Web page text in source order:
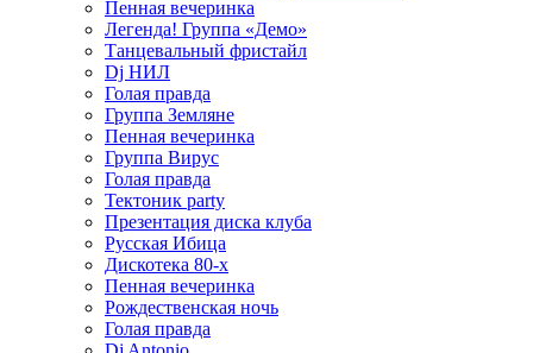
Пенная вечеринка
Легенда! Группа «Демо»
Танцевальный фристайл
Dj НИЛ
Голая правда
Группа Земляне
Пенная вечеринка
Группа Вирус
Голая правда
Тектоник party
Презентация диска клуба
Русская Ибица
Дискотека 80-х
Пенная вечеринка
Рождественская ночь
Голая правда